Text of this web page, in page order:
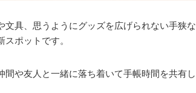
具、思うようにグッズを広げられない手狭な
ポットです。
や友人と一緒に落ち着いて手帳時間を共有し